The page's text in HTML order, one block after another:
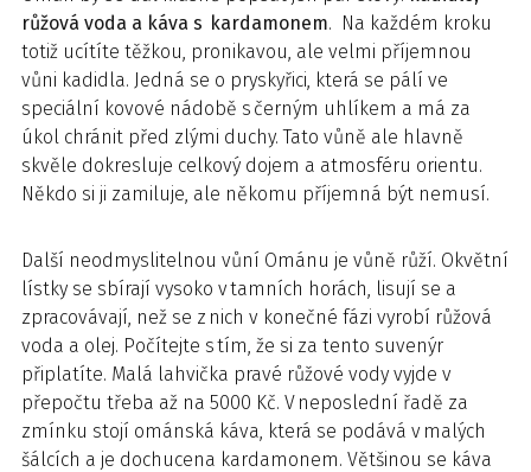
růžová voda a káva s kardamonem. Na každém kroku
totiž ucítíte těžkou, pronikavou, ale velmi příjemnou
vůni kadidla. Jedná se o pryskyřici, která se pálí ve
speciální kovové nádobě s černým uhlíkem a má za
úkol chránit před zlými duchy. Tato vůně ale hlavně
skvěle dokresluje celkový dojem a atmosféru orientu.
Někdo si ji zamiluje, ale někomu příjemná být nemusí.
Další neodmyslitelnou vůní Ománu je vůně růží. Okvětní
lístky se sbírají vysoko v tamních horách, lisují se a
zpracovávají, než se z nich v konečné fázi vyrobí růžová
voda a olej. Počítejte s tím, že si za tento suvenýr
připlatíte. Malá lahvička pravé růžové vody vyjde v
přepočtu třeba až na 5000 Kč. V neposlední řadě za
zmínku stojí ománská káva, která se podává v malých
šálcích a je dochucena kardamonem. Většinou se káva